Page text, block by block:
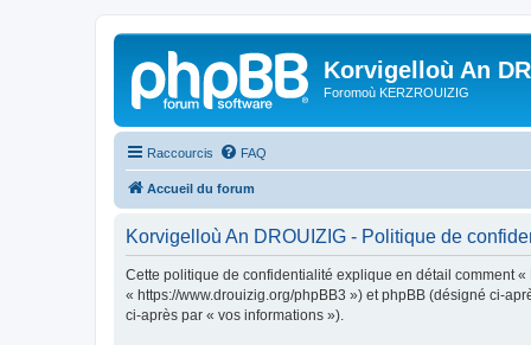
Korvigelloù An
Foromoù KERZROUIZIG
Raccourcis FAQ
Accueil du forum
Korvigelloù An DROUIZIG - Politique de
Cette politique de confidentialité explique en détail comment
« https://www.drouizig.org/phpBB3 ») et phpBB (désigné ci-
ci-après par « vos informations »).